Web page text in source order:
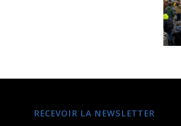
RECEVOIR LA NEWSLETTER